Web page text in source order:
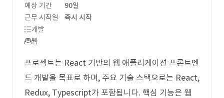
예상 기간
90일
근무 시작일
즉시 시작
개발
웹
프로젝트는 React 기반의 웹 애플리케이션 프론트엔
드 개발을 목표로 하며, 주요 기술 스택으로는 React,
Redux, Typescript가 포함됩니다. 핵심 기능은 웹